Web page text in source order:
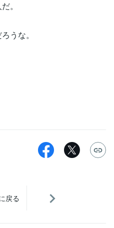
。
うな。
戻る